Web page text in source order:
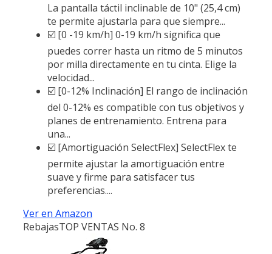
La pantalla táctil inclinable de 10" (25,4 cm)
te permite ajustarla para que siempre...
☑️ [0 -19 km/h] 0-19 km/h significa que
puedes correr hasta un ritmo de 5 minutos
por milla directamente en tu cinta. Elige la
velocidad...
☑️ [0-12% Inclinación] El rango de inclinación
del 0-12% es compatible con tus objetivos y
planes de entrenamiento. Entrena para
una...
☑️ [Amortiguación SelectFlex] SelectFlex te
permite ajustar la amortiguación entre
suave y firme para satisfacer tus
preferencias....
Ver en Amazon
RebajasTOP VENTAS No. 8